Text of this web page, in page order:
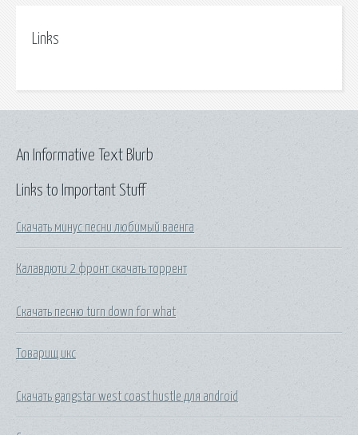
Links
Links to Important Stuff
Скачать минус песни любимый ваенга
Калавдюти 2 фронт скачать торрент
Скачать песню turn down for what
Товарищ икс
Скачать gangstar west coast hustle для android
An Informative Text Blurb